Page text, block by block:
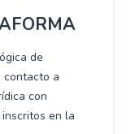
de
contacto a
con
en la